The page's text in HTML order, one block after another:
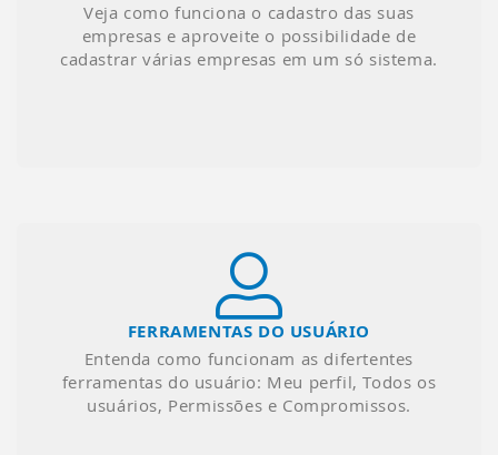
Veja como funciona o cadastro das suas
empresas e aproveite o possibilidade de
cadastrar várias empresas em um só sistema.
FERRAMENTAS DO USUÁRIO
Entenda como funcionam as difertentes
ferramentas do usuário: Meu perfil, Todos os
usuários, Permissões e Compromissos.